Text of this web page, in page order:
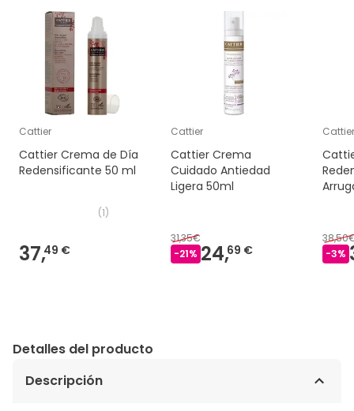
Cattier
Cattier Crema de Día
Redensificante 50 ml
(1)
37,49 €
Cattier
Cattier Crema
Cuidado Antiedad
Ligera 50ml
31,35€
-21% 24,69 €
Cattier
-3%
Detalles del producto
Descripción